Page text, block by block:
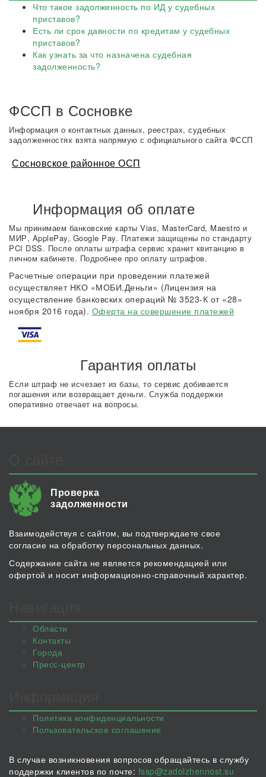
Что такое задолженность по ИД у судебных
приставов?
Есть ли срок давности по кредитам у судебных
приставов?
Как узнать за что назначена судебная
задолженность?
ФССП в Сосновке
Информация о контактных данных, реестрах, судебных
задолженностях взята напрямую с официального сайта ФССП
Сосновское районное ОСП
Информация об оплате
Мы принимаем банковские карты Vias, MasterCard, Maestro и
МИР, ApplePay, Google Pay. Платежи защищены по стандарту
PCI DSS. После оплаты штрафа сервис хранит квитанцию в
личном кабинете. Подробнее про оплату штрафов.
Расчетные операции при проведении платежей
осуществляет НКО «МОБИ.Деньги» (Лицензия на
осуществление банковских операций № 3523-К от «28»
ноября 2016 года). Оферта на совершение платежей
Гарантия оплаты
Если штраф не исчезает из базы, то сервис добивается
погашения или возвращает деньги. Служба поддержки
оперативно отвечает на вопросы.
Проверка
задолженности
Взаимодействуя с сайтом, вы подтверждаете свое
согласие на обработку персональных данных.
Содержание сайта не является рекомендацией или
офертой и носит информационно-справочный характер.
Области
Контакты
Города
Пресс-центр
Политика конфиденциальности
Пользовательское соглашение
В случае возникновения вопросов обращайтесь в службу
поддержки клиентов по почте: fssp@zadolzhennost.su